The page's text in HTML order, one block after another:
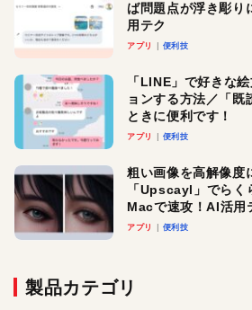
ば問題点が浮き彫り
用テク
アプリ 便利技
「LINE」で好きな
ョンする方法／「既
ときに便利です！
アプリ 便利技
粗い画像を高解像度
「Upscayl」でらく
Macで速攻！AI活用
アプリ 便利技
製品カテゴリ